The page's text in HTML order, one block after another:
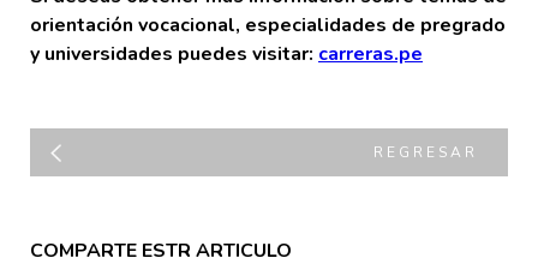
orientación vocacional, especialidades de pregrado
y universidades puedes visitar: carreras.pe
REGRESAR
COMPARTE ESTR ARTICULO